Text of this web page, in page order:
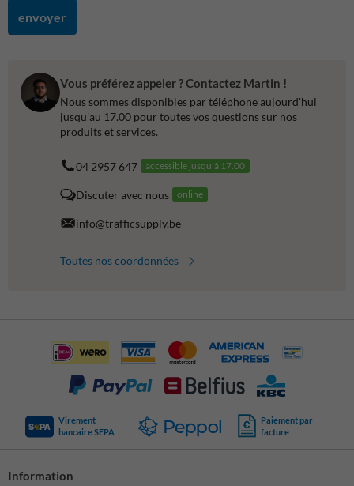
envoyer
Vous préférez appeler ? Contactez Martin !
Nous sommes disponibles par téléphone aujourd'hui
jusqu'au 17.00 pour toutes vos questions sur nos
produits et services.
04 2957 647 accessible jusqu'à 17.00
Discuter avec nous online
info@trafficsupply.be
Toutes nos coordonnées
Virement
bancaire SEPA
Paiement par
facture
Information